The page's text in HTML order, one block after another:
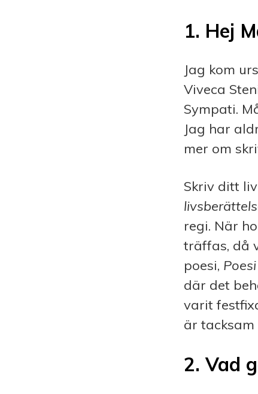
1. Hej
Jag kom
Viveca
Sympati.
Jag har
mer om
Skriv ditt
regi. När
träffas, då
poesi,
där det
varit
är tacksam
2. Vad